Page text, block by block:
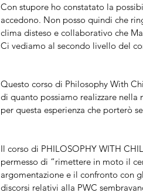
Con stupore ho constatato la
accedono. Non posso quindi che
clima disteso e collaborativo che
Ci vediamo al secondo livello del
Questo corso di Philosophy With
di quanto possiamo realizzare
per questa esperienza che porterò
Il corso di PHILOSOPHY WITH
permesso di “rimettere in moto il
argomentazione e il confronto con
discorsi relativi alla PWC